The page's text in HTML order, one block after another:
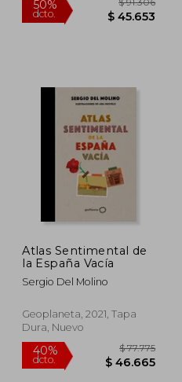
40%
dcto.
Atlas Sentimental de
la España Vacía
Sergio Del Molino
Geoplaneta, 2021, Tapa
Dura, Nuevo